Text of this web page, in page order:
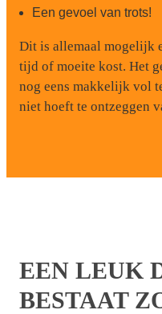
Een gevoel van trots!
Dit is allemaal mogelijk
tijd of moeite kost. Het
nog eens makkelijk vol
niet hoeft te ontzeggen
EEN LEUK
BESTAAT